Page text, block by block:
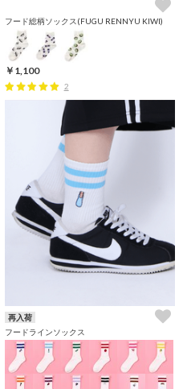
フード総柄ソックス(FUGU RENNYU KIWI)
￥1,100
2
再入荷
フードラインソックス